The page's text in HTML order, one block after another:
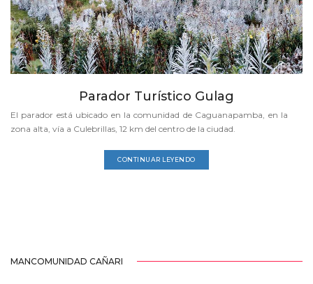
Parador Turístico Gulag
El parador está ubicado en la comunidad de Caguanapamba, en la
zona alta, vía a Culebrillas, 12 km del centro de la ciudad.
CONTINUAR LEYENDO
MANCOMUNIDAD CAÑARI